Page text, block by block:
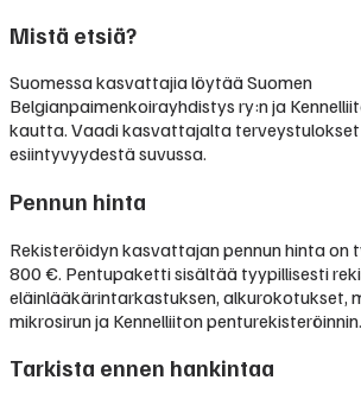
Mistä etsiä?
Suomessa kasvattajia löytää Suomen
Belgianpaimenkoirayhdistys ry:n ja
kautta. Vaadi kasvattajalta terveystulokset
esiintyvyydestä suvussa.
Pennun hinta
Rekisteröidyn kasvattajan pennun hinta on
800 €. Pentupaketti sisältää tyypillisesti
eläinlääkärintarkastuksen, alkurokotukset,
mikrosirun ja Kennelliiton penturekisteröinnin.
Tarkista ennen hankintaa